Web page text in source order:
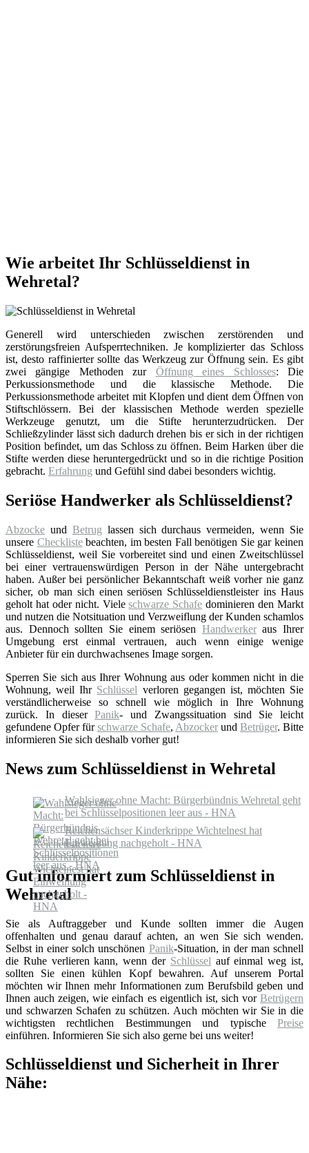
Wie arbeitet Ihr Schlüsseldienst in
Wehretal?
Generell wird unterschieden zwischen zerstörenden und
zerstörungsfreien Aufsperrtechniken. Je komplizierter das Schloss
ist, desto raffinierter sollte das Werkzeug zur Öffnung sein. Es gibt
zwei gängige Methoden zur Öffnung eines Schlosses: Die
Perkussionsmethode und die klassische Methode. Die
Perkussionsmethode arbeitet mit Klopfen und dient dem Öffnen von
Stiftschlössern. Bei der klassischen Methode werden spezielle
Werkzeuge genutzt, um die Stifte herunterzudrücken. Der
Schließzylinder lässt sich dadurch drehen bis er sich in der richtigen
Position befindet, um das Schloss zu öffnen. Beim Harken über die
Stifte werden diese heruntergedrückt und so in die richtige Position
gebracht. Erfahrung und Gefühl sind dabei besonders wichtig.
Seriöse Handwerker als Schlüsseldienst?
Abzocke und Betrug lassen sich durchaus vermeiden, wenn Sie
unsere Checklistebeachten, im besten Fall benötigen Sie gar keinen
Schlüsseldienst, weil Sie vorbereitet sind und einen Zweitschlüssel
bei einer vertrauenswürdigen Person in der Nähe untergebracht
haben. Außer bei persönlicher Bekanntschaft weiß vorher nie ganz
sicher, ob man sich einen seriösen Schlüsseldienstleister ins Haus
geholt hat oder nicht. Vieleschwarze Schafe dominieren den Markt
und nutzen die Notsituation und Verzweiflung der Kunden schamlos
aus. Dennoch sollten Sie einem seriösen Handwerkeraus Ihrer
Umgebung erst einmal vertrauen, auch wenn einige wenige
Anbieter für ein durchwachsenes Image sorgen.
Sperren Sie sich aus Ihrer Wohnung aus oder kommen nicht in die
Wohnung, weil Ihr Schlüssel verloren gegangen ist, möchten Sie
verständlicherweise so schnell wie möglich in Ihre Wohnung
zurück. In dieserPanik- und Zwangssituation sind Sie leicht
gefundene Opfer fürschwarze Schafe, Abzocker und Betrüger. Bitte
informieren Sie sich deshalb vorher gut!
News zum Schlüsseldienst in Wehretal
Wahlsieger ohne Macht: Bürgerbündnis Wehretal geht
bei Schlüsselpositionen leer aus - HNA
Reichensächser Kinderkrippe Wichtelnest hat
Einweihung nachgeholt - HNA
Gut informiert zum Schlüsseldienst in
Wehretal
Sie als Auftraggeber und Kunde sollten immer die Augen
offenhalten und genau darauf achten, an wen Sie sich wenden.
Selbst in einer solch unschönen Panik-Situation, in der man schnell
die Ruhe verlieren kann, wenn der Schlüssel auf einmal weg ist,
sollten Sie einen kühlen Kopf bewahren. Auf unserem Portal
möchten wir Ihnen mehr Informationen zum Berufsbild geben und
Ihnen auch zeigen, wie einfach es eigentlich ist, sich vor Betrügern
und schwarzen Schafen zu schützen. Auch möchten wir Sie in die
wichtigsten rechtlichen Bestimmungen und typische Preise
einführen. Informieren Sie sich also gerne bei uns weiter!
Schlüsseldienst und Sicherheit in Ihrer
Nähe: